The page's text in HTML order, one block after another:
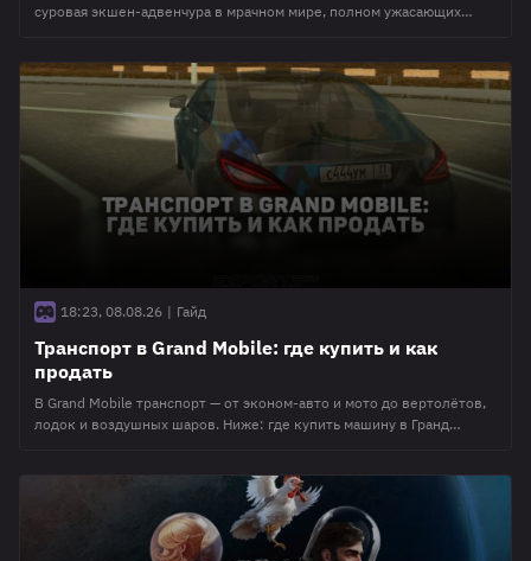
суровая экшен-адвенчура в мрачном мире, полном ужасающих
великих воинов, со своими боевыми стилями и предпочтениями по
оружию. В этом материале мы расскажем, чего стоит ждать от
проекта. 🤔
18:23, 08.08.26 | Гайд
Транспорт в Grand Mobile: где купить и как
продать
В Grand Mobile транспорт — от эконом-авто и мото до вертолётов,
лодок и воздушных шаров. Ниже: где купить машину в Гранд
знаний проекта. Ассортимент автосалонов и витрин в ГМ
обновляется — точные модели и цены